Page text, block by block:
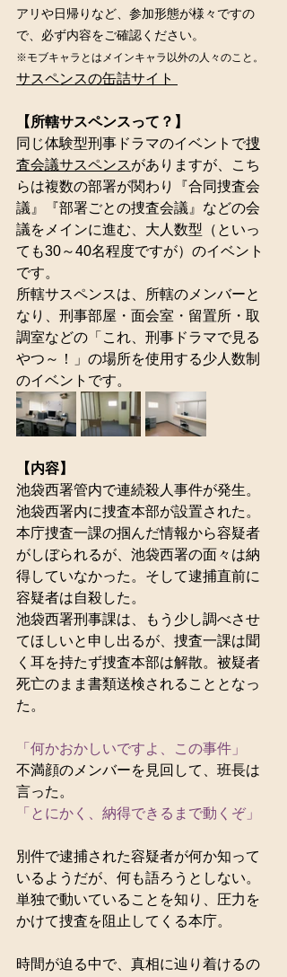
アリや日帰りなど、参加形態が様々ですの
で、必ず内容をご確認ください。
※モブキャラとはメインキャラ以外の人々のこと。
サスペンスの缶詰サイト
【所轄サスペンスって？】
同じ体験型刑事ドラマのイベントで捜
査会議サスペンスがありますが、こち
らは複数の部署が関わり『合同捜査会
議』『部署ごとの捜査会議』などの会
議をメインに進む、大人数型（といっ
ても30～40名程度ですが）のイベント
です。
所轄サスペンスは、所轄のメンバーと
なり、刑事部屋・面会室・留置所・取
調室などの「これ、刑事ドラマで見る
やつ～！」の場所を使用する少人数制
のイベントです。
【内容】
池袋西署管内で連続殺人事件が発生。
池袋西署内に捜査本部が設置された。
本庁捜査一課の掴んだ情報から容疑者
がしぼられるが、池袋西署の面々は納
得していなかった。そして逮捕直前に
容疑者は自殺した。
池袋西署刑事課は、もう少し調べさせ
てほしいと申し出るが、捜査一課は聞
く耳を持たず捜査本部は解散。被疑者
死亡のまま書類送検されることとなっ
た。
「何かおかしいですよ、この事件」
不満顔のメンバーを見回して、班長は
言った。
「とにかく、納得できるまで動くぞ」
別件で逮捕された容疑者が何か知って
いるようだが、何も語ろうとしない。
単独で動いていることを知り、圧力を
かけて捜査を阻止してくる本庁。
時間が迫る中で、真相に辿り着けるの